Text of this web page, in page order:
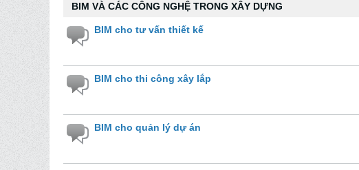
BIM VÀ CÁC CÔNG NGHỆ TRONG XÂY DỰNG
BIM cho tư vấn thiết kế
BIM cho thi công xây lắp
BIM cho quản lý dự án